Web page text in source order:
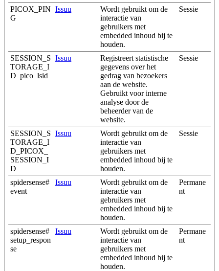
PICOX_PIN
G
Issuu
Wordt gebruikt om de
interactie van
gebruikers met
embedded inhoud bij te
houden.
Sessie
SESSION_S
TORAGE_I
D_pico_lsid
Issuu
Registreert statistische
gegevens over het
gedrag van bezoekers
aan de website.
Gebruikt voor interne
analyse door de
beheerder van de
website.
Sessie
SESSION_S
TORAGE_I
D_PICOX_
SESSION_I
D
Issuu
Wordt gebruikt om de
interactie van
gebruikers met
embedded inhoud bij te
houden.
Sessie
spidersense#
event
Issuu
Wordt gebruikt om de
interactie van
gebruikers met
embedded inhoud bij te
houden.
Permane
nt
spidersense#
setup_respon
se
Issuu
Wordt gebruikt om de
interactie van
gebruikers met
embedded inhoud bij te
houden.
Permane
nt